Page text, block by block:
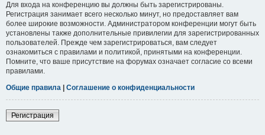
Для входа на конференцию вы должны быть зарегистрированы.
Регистрация занимает всего несколько минут, но предоставляет вам
более широкие возможности. Администратором конференции могут быть
установлены также дополнительные привилегии для зарегистрированных
пользователей. Прежде чем зарегистрироваться, вам следует
ознакомиться с правилами и политикой, принятыми на конференции.
Помните, что ваше присутствие на форумах означает согласие со всеми
правилами.
Общие правила
Соглашение о конфиденциальности
Регистрация